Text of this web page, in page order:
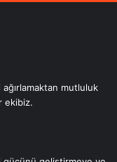
mutluluk
ekibiz.